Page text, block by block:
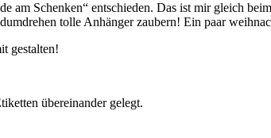
am Schenken“ entschieden. Das ist mir gleich
tolle Anhänger zaubern! Ein paar
gestalten!
übereinander gelegt.